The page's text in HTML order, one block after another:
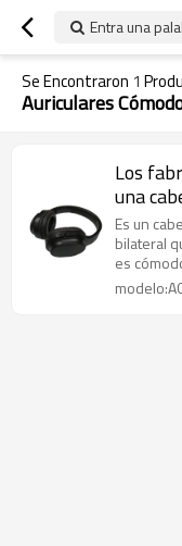
Entra una
Se Encontraron 1
Auriculares
Los
una
usan
Es un
bilateral
es